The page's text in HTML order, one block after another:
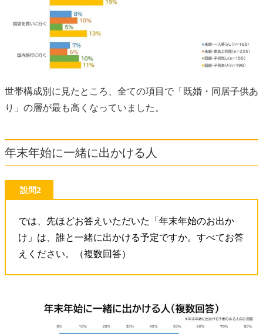
世帯構成別に見たところ、全ての項目で「既婚・同居子供あ
り」の層が最も高くなっていました。
年末年始に一緒に出かける人
設問2
では、先ほどお答えいただいた「年末年始のお出か
け」は、誰と一緒に出かける予定ですか。すべてお答
えください。（複数回答）